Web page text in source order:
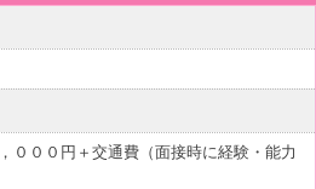
０００円＋交通費（面接時に経験・能力